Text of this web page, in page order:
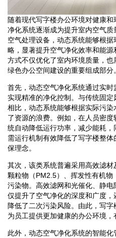
随着现代写字楼办公环境对健康
净化系统逐渐成为提升室内空气
空气处理设备，动态系统能够根
略，显著提升空气净化效率和能
方式不仅优化了室内环境质量，
绿色办公空间建设的重要组成部分。
首先，动态空气净化系统通过实时
实现精准的净化控制。与传统固
相比，动态系统能够根据实际污
了资源的浪费。例如，在人员密
统自动降低运行功率，减少能耗
需运行机制有效降低了写字楼整
保理念。
其次，该类系统普遍采用高效滤
颗粒物（PM2.5）、挥发性有机
污染物。高效滤网和光催化、静
仅提升了空气净化的深度和广度，
降低了二次污染风险。由此，写字
为员工提供更加健康的办公环境，
此外，动态空气净化系统的智能